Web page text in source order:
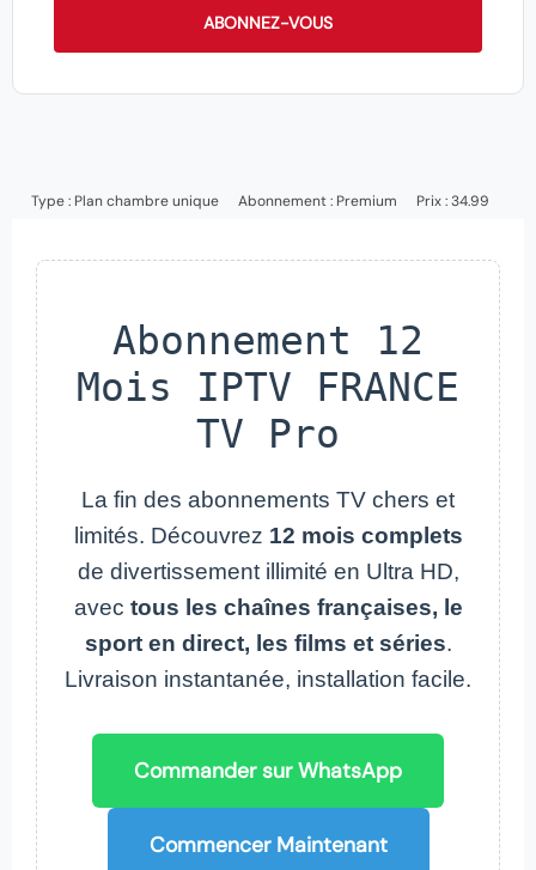
ABONNEZ-VOUS
Type : Plan chambre unique Abonnement : Premium Prix : 34.99
Abonnement 12
Mois IPTV FRANCE
TV Pro
La fin des abonnements TV chers et
limités. Découvrez 12 mois complets
de divertissement illimité en Ultra HD,
avec tous les chaînes françaises, le
sport en direct, les films et séries.
Livraison instantanée, installation facile.
Commander sur WhatsApp
Commencer Maintenant